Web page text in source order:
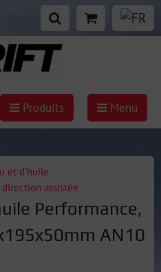
Produits Menu
et d'huile
assistée
Performance,
AN10